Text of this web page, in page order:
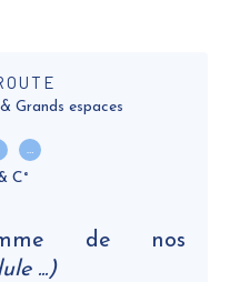
Grands espaces
…
C°
de nos
...)